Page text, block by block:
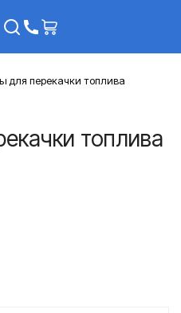
для перекачки топлива
топлива